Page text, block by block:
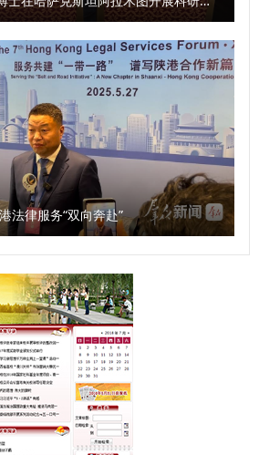
法律服务“双向奔赴”